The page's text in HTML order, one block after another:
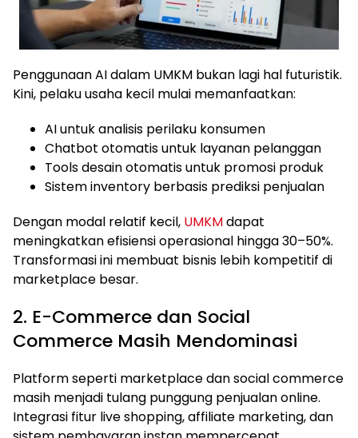
Penggunaan AI dalam UMKM bukan lagi hal futuristik.
Kini, pelaku usaha kecil mulai memanfaatkan:
AI untuk analisis perilaku konsumen
Chatbot otomatis untuk layanan pelanggan
Tools desain otomatis untuk promosi produk
Sistem inventory berbasis prediksi penjualan
Dengan modal relatif kecil, UMKMdapat
meningkatkan efisiensi operasional hingga 30–50%.
Transformasi ini membuat bisnis lebih kompetitif di
marketplace besar.
2. E-Commerce dan Social
Commerce Masih Mendominasi
Platform seperti marketplace dan social commerce
masih menjadi tulang punggung penjualan online.
Integrasi fitur live shopping, affiliate marketing, dan